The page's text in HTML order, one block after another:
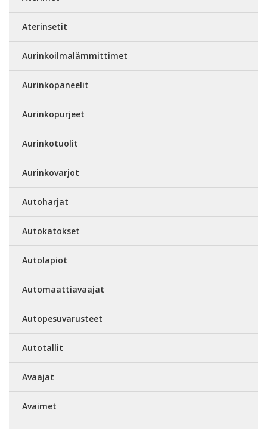
Aterinsetit
Aurinkoilmalämmittimet
Aurinkopaneelit
Aurinkopurjeet
Aurinkotuolit
Aurinkovarjot
Autoharjat
Autokatokset
Autolapiot
Automaattiavaajat
Autopesuvarusteet
Autotallit
Avaajat
Avaimet